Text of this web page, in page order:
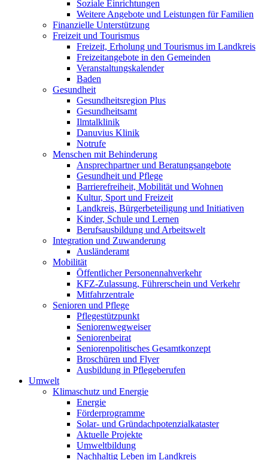
Soziale Einrichtungen
Weitere Angebote und Leistungen für Familien
Finanzielle Unterstützung
Freizeit und Tourismus
Freizeit, Erholung und Tourismus im Landkreis
Freizeitangebote in den Gemeinden
Veranstaltungskalender
Baden
Gesundheit
Gesundheitsregion Plus
Gesundheitsamt
Ilmtalklinik
Danuvius Klinik
Notrufe
Menschen mit Behinderung
Ansprechpartner und Beratungsangebote
Gesundheit und Pflege
Barrierefreiheit, Mobilität und Wohnen
Kultur, Sport und Freizeit
Landkreis, Bürgerbeteiligung und Initiativen
Kinder, Schule und Lernen
Berufsausbildung und Arbeitswelt
Integration und Zuwanderung
Ausländeramt
Mobilität
Öffentlicher Personennahverkehr
KFZ-Zulassung, Führerschein und Verkehr
Mitfahrzentrale
Senioren und Pflege
Pflegestützpunkt
Seniorenwegweiser
Seniorenbeirat
Seniorenpolitisches Gesamtkonzept
Broschüren und Flyer
Ausbildung in Pflegeberufen
Umwelt
Klimaschutz und Energie
Energie
Förderprogramme
Solar- und Gründachpotenzialkataster
Aktuelle Projekte
Umweltbildung
Nachhaltig Leben im Landkreis